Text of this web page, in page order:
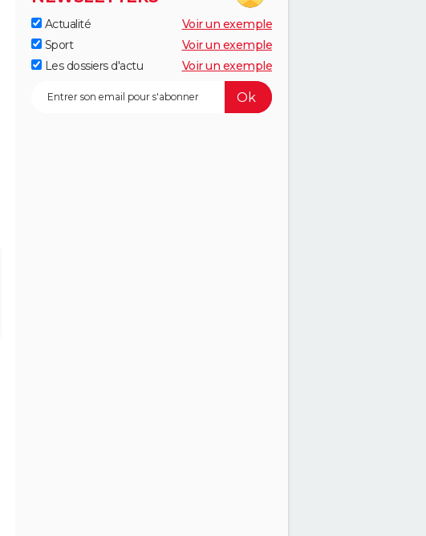
Actualité
Voir un exemple
Sport
Voir un exemple
Les dossiers d'actu
Voir un exemple